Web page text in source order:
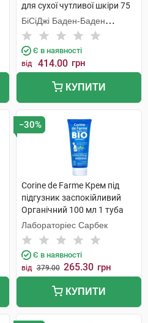
для сухої чутливої шкіри 75
мл 1 туба
БіСіДжі Баден-Баден
Косметікс Груп Гмбх
Є в наявності
від 414.00 грн
КУПИТИ
−30%
Corine de Farme Крем під
підгузник заспокійливий
Органічний 100 мл 1 туба
Лабораторіес Сарбек
Є в наявності
від 379.00 265.30 грн
КУПИТИ